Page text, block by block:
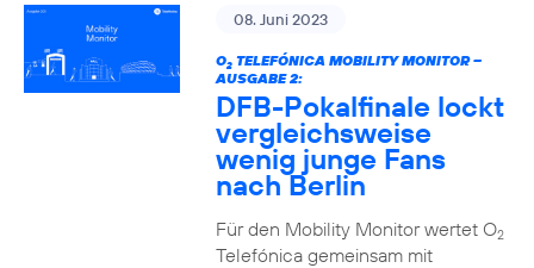
08. Juni 2023
O2TELEFÓNICA MOBILITY MONITOR –
AUSGABE 2:
DFB-Pokalfinale lockt
vergleichsweise
wenig junge Fans
nach Berlin
Für den Mobility Monitor wertet O2
Telefónica gemeinsam mit